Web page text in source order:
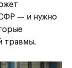
— и нужно
травмы.